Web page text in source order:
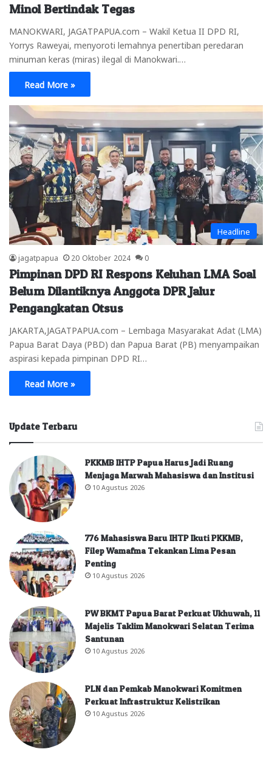
Minol Bertindak Tegas
MANOKWARI, JAGATPAPUA.com – Wakil Ketua II DPD RI,
Yorrys Raweyai, menyoroti lemahnya penertiban peredaran
minuman keras (miras) ilegal di Manokwari.…
Read More »
Headline
jagatpapua 20 Oktober 2024 0
Pimpinan DPD RI Respons Keluhan LMA Soal
Belum Dilantiknya Anggota DPR Jalur
Pengangkatan Otsus
JAKARTA,JAGATPAPUA.com – Lembaga Masyarakat Adat (LMA)
Papua Barat Daya (PBD) dan Papua Barat (PB) menyampaikan
aspirasi kepada pimpinan DPD RI…
Read More »
Update Terbaru
PKKMB IHTP Papua Harus Jadi Ruang
Menjaga Marwah Mahasiswa dan Institusi
10 Agustus 2026
776 Mahasiswa Baru IHTP Ikuti PKKMB,
Filep Wamafma Tekankan Lima Pesan
Penting
10 Agustus 2026
PW BKMT Papua Barat Perkuat Ukhuwah, 11
Majelis Taklim Manokwari Selatan Terima
Santunan
10 Agustus 2026
PLN dan Pemkab Manokwari Komitmen
Perkuat Infrastruktur Kelistrikan
10 Agustus 2026